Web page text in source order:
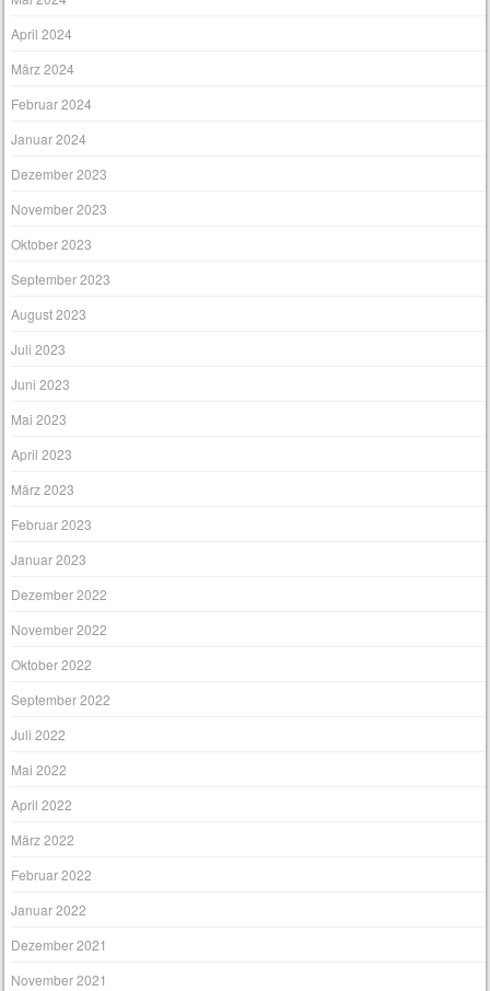
April 2024
März 2024
Februar 2024
Januar 2024
Dezember 2023
November 2023
Oktober 2023
September 2023
August 2023
Juli 2023
Juni 2023
Mai 2023
April 2023
März 2023
Februar 2023
Januar 2023
Dezember 2022
November 2022
Oktober 2022
September 2022
Juli 2022
Mai 2022
April 2022
März 2022
Februar 2022
Januar 2022
Dezember 2021
November 2021